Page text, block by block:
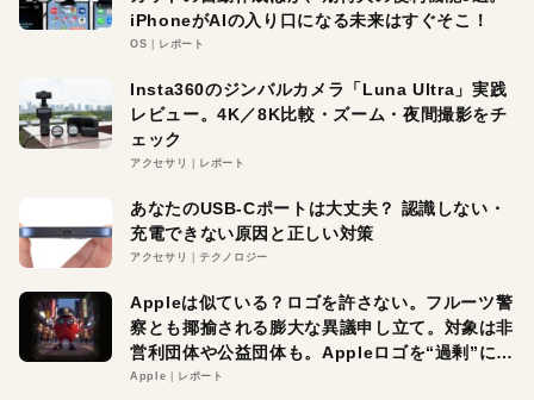
iPhoneがAIの入り口になる未来はすぐそこ！
OS レポート
Insta360のジンバルカメラ「Luna Ultra」実践
レビュー。4K／8K比較・ズーム・夜間撮影をチ
ェック
アクセサリ レポート
あなたのUSB-Cポートは大丈夫？ 認識しない・
充電できない原因と正しい対策
アクセサリ テクノロジー
Appleは似ている？ロゴを許さない。フルーツ警
察とも揶揄される膨大な異議申し立て。対象は非
営利団体や公益団体も。Appleロゴを“過剰”に守
る理由とは
Apple レポート